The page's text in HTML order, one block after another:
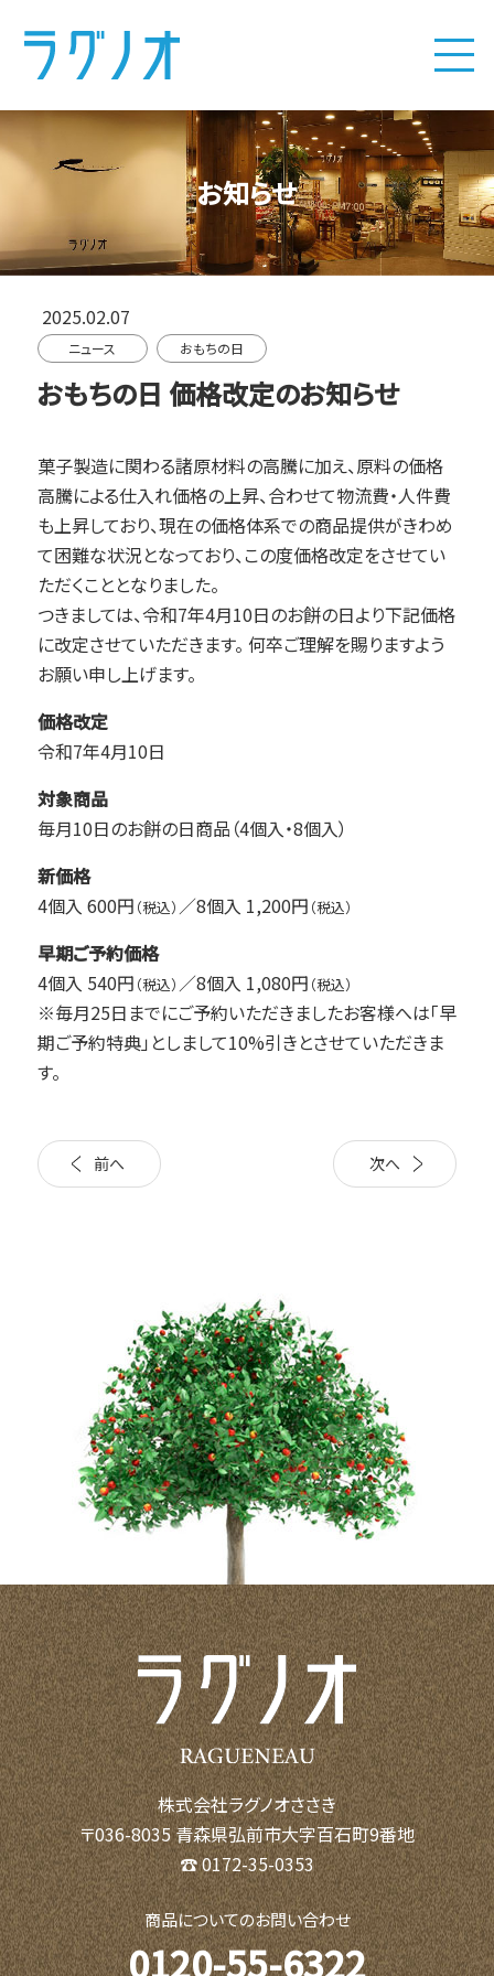
お知らせ
2025.02.07
ニュース おもちの日
おもちの日 価格改定のお知らせ
菓子製造に関わる諸原材料の高騰に加え、原料の価格
高騰による仕入れ価格の上昇、合わせて物流費・人件費
も上昇しており、現在の価格体系での商品提供がきわめ
て困難な状況となっており、この度価格改定をさせてい
ただくこととなりました。
つきましては、令和7年4月10日のお餅の日より下記価格
に改定させていただきます。 何卒ご理解を賜りますよう
お願い申し上げます。
価格改定
令和7年4月10日
対象商品
毎月10日のお餅の日商品（4個入・8個入）
新価格
4個入 600円 （税込） ／8個入 1,200円 （税込）
早期ご予約価格
4個入 540円 （税込） ／8個入 1,080円 （税込）
※毎月25日までにご予約いただきましたお客様へは「早
期ご予約特典」としまして10%引きとさせていただきま
す。
前へ 次へ
株式会社ラグノオささき
〒036-8035 青森県弘前市大字百石町9番地
☎ 0172-35-0353
商品についてのお問い合わせ
0120-55-6322